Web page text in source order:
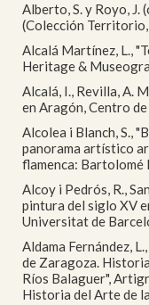
Alberto, S. y Royo, J.
(Colección
Alcalá Martínez, L.,
Heritage &
Alcalá, I., Revilla, A.
en Aragón, Centro
Alcolea i Blanch, S.,
panorama artístico
flamenca: Bartolomé
Alcoy i Pedrós, R.,
pintura del siglo XV
Universitat de
Aldama Fernández,
de Zaragoza.
Ríos Balaguer",
Historia del Arte de